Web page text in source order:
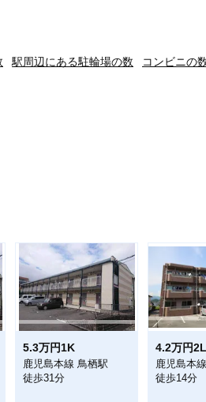
駅周辺にある駐輪場の数 コンビニの
5.3万円1K
鹿児島本線 鳥栖駅
徒歩31分
4.2万円
鹿児島本
徒歩14分